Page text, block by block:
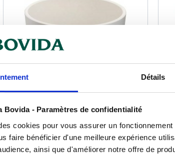
Détails
Bovida - Paramètres de confidentialité
cookies pour vous assurer un
faire bénéficier d'une meilleure expérience
ainsi que d'améliorer notre offre de
Verre végétal réutilisable
Lilitouch blanc 20 cl - par 18